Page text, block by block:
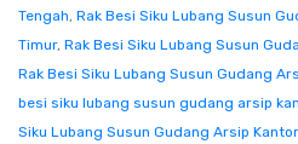
Tengah, Rak Besi Siku Lubang Susun
Timur, Rak Besi Siku Lubang Susun
Rak Besi Siku Lubang Susun Gudang
besi siku lubang susun gudang arsip
Siku Lubang Susun Gudang Arsip